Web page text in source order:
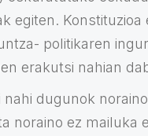
egiten. Konstituzioa
politikaren
erakutsi nahian
nahi dugunok
noraino ez mailuka